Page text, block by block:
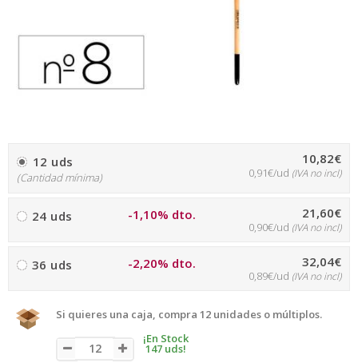
12 uds
(Cantidad mínima)
10,82€
0,91€/ud (IVA no incl)
24 uds -1,10% dto. 21,60€
0,90€/ud (IVA no incl)
36 uds -2,20% dto. 32,04€
0,89€/ud (IVA no incl)
Si quieres una caja, compra 12 unidades o múltiplos.
¡En Stock
147 uds!